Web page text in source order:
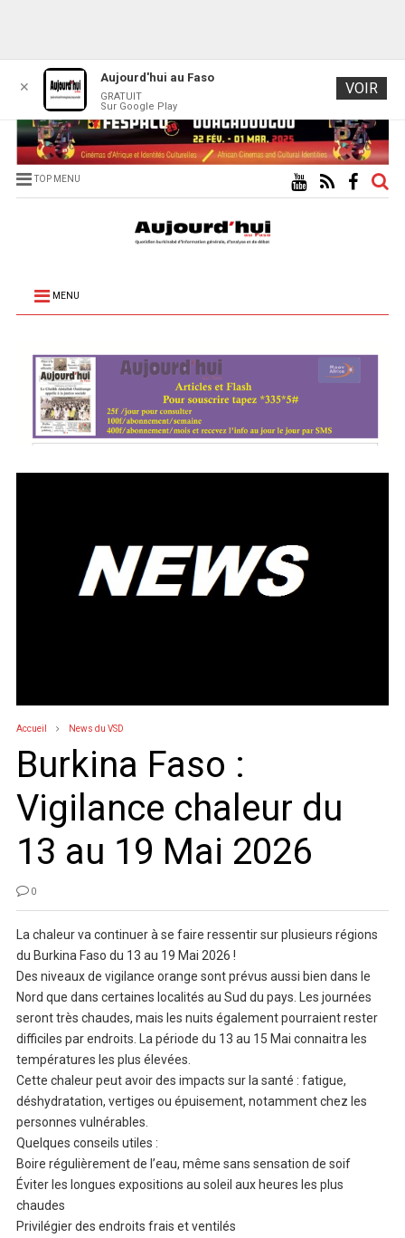
TOP MENU
MENU
Accueil News du VSD
Burkina Faso :
Vigilance chaleur du
13 au 19 Mai 2026
0
La chaleur va continuer à se faire ressentir sur plusieurs régions
du Burkina Faso du 13 au 19 Mai 2026 !
Des niveaux de vigilance orange sont prévus aussi bien dans le
Nord que dans certaines localités au Sud du pays. Les journées
seront très chaudes, mais les nuits également pourraient rester
difficiles par endroits. La période du 13 au 15 Mai connaitra les
températures les plus élevées.
Cette chaleur peut avoir des impacts sur la santé : fatigue,
déshydratation, vertiges ou épuisement, notamment chez les
personnes vulnérables.
Quelques conseils utiles :
Boire régulièrement de l’eau, même sans sensation de soif
Éviter les longues expositions au soleil aux heures les plus
chaudes
Privilégier des endroits frais et ventilés
✕
Aujourd'hui au Faso
GRATUIT
Sur Google Play
VOIR